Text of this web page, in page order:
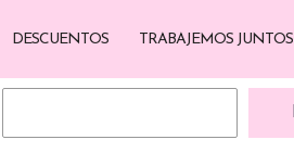
DESCUENTOS TRABAJEMOS JUNTOS
Buscar